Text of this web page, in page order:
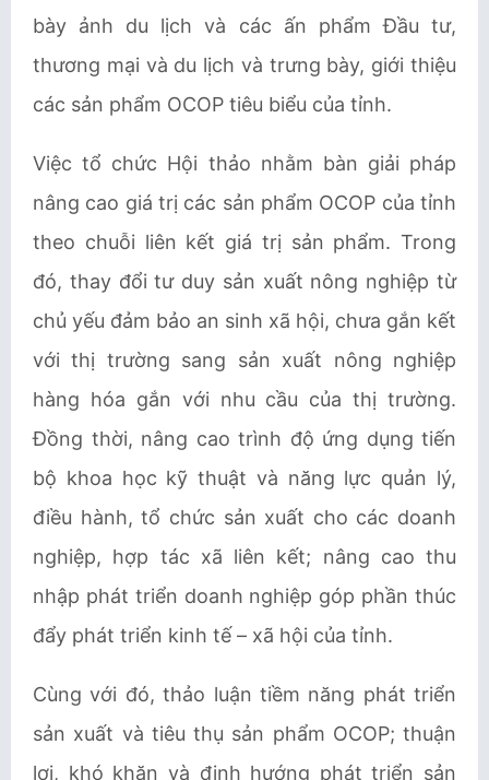
bày ảnh du lịch và các ấn phẩm Đầu tư,
thương mại và du lịch và trưng bày, giới thiệu
các sản phẩm OCOP tiêu biểu của tỉnh.
Việc tổ chức Hội thảo nhằm bàn giải pháp
nâng cao giá trị các sản phẩm OCOP của tỉnh
theo chuỗi liên kết giá trị sản phẩm. Trong
đó, thay đổi tư duy sản xuất nông nghiệp từ
chủ yếu đảm bảo an sinh xã hội, chưa gắn kết
với thị trường sang sản xuất nông nghiệp
hàng hóa gắn với nhu cầu của thị trường.
Đồng thời, nâng cao trình độ ứng dụng tiến
bộ khoa học kỹ thuật và năng lực quản lý,
điều hành, tổ chức sản xuất cho các doanh
nghiệp, hợp tác xã liên kết; nâng cao thu
nhập phát triển doanh nghiệp góp phần thúc
đẩy phát triển kinh tế – xã hội của tỉnh.
Cùng với đó, thảo luận tiềm năng phát triển
sản xuất và tiêu thụ sản phẩm OCOP; thuận
lợi, khó khăn và định hướng phát triển sản